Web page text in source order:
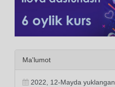
Ma'lumot
2022, 12-Mayda yuklangan